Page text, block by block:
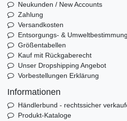
Neukunden / New Accounts
Zahlung
Versandkosten
Entsorgungs- &
Größentabellen
Kauf mit Rückgaberecht
Unser Dropshipping Angebot
Vorbestellungen Erklärung
Informationen
Händlerbund - rechtssicher
Produkt-Kataloge